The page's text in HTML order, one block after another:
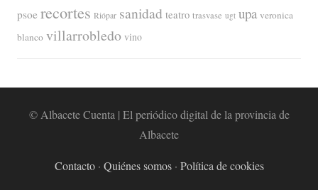
psoe recortes Riópar sanidad teatro trasvase ugt upa veronica
blanco villarrobledo vino
© Albacete Cuenta | El periódico digital de la provincia de
Albacete
Contacto· Quiénes somos· Política de cookies